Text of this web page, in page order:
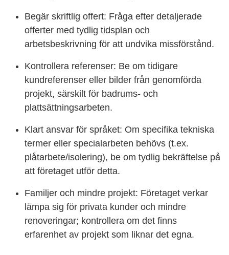
Begär skriftlig offert: Fråga efter detaljerade
offerter med tydlig tidsplan och
arbetsbeskrivning för att undvika missförstånd.
Kontrollera referenser: Be om tidigare
kundreferenser eller bilder från genomförda
projekt, särskilt för badrums- och
plattsättningsarbeten.
Klart ansvar för språket: Om specifika tekniska
termer eller specialarbeten behövs (t.ex.
plåtarbete/isolering), be om tydlig bekräftelse på
att företaget utför detta.
Familjer och mindre projekt: Företaget verkar
lämpa sig för privata kunder och mindre
renoveringar; kontrollera om det finns
erfarenhet av projekt som liknar det egna.